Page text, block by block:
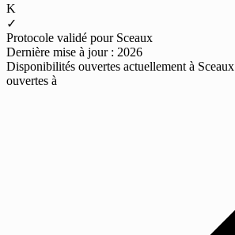
K
✓
Protocole validé pour Sceaux
Dernière mise à jour : 2026
Disponibilités ouvertes actuellement à Sceaux
ouvertes à